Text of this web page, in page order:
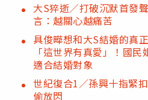
大S猝逝／打破沉默首發
言：越關心越痛苦
具俊曄想和大S結婚的真
「這世界有真愛」！國
適合結婚對象
世紀復合1／孫興十指緊
偷放閃